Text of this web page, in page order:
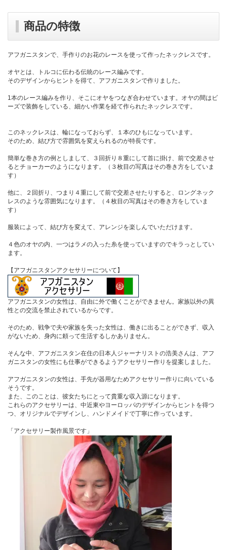
商品の特徴
アフガニスタンで、手作りのお花のレースを使って作ったネックレスです。
オヤとは、トルコに伝わる伝統のレース編みです。
そのデザインからヒントを得て、アフガニスタンで作りました。
1本のレース編みを作り、そこにオヤをつなぎ合わせています。オヤの間はビ
ーズで装飾をしている、細かい作業を経て作られたネックレスです。
このネックレスは、輪になっておらず、１本のひもになっています。
そのため、結び方で雰囲気を変えられるのが特長です。
簡単な巻き方の例としまして、３回折り８重にして首に掛け、前で交差させ
るとチョーカーのようになります。（３枚目の写真はその巻き方をしていま
す）
他に、２回折り、つまり４重にして前で交差させたりすると、ロングネック
レスのような雰囲気になります。（４枚目の写真はその巻き方をしていま
す）
服装によって、結び方を変えて、アレンジを楽しんでいただけます。
４色のオヤの内、一つはラメの入った糸を使っていますのでキラっとしてい
ます。
【アフガニスタンアクセサリーについて】
アフガニスタンの女性は、自由に外で働くことができません。家族以外の異
性との交流を禁止されているからです。
そのため、戦争で夫や家族を失った女性は、働きに出ることができず、収入
がないため、身内に頼って生活するしかありません。
そんな中、アフガニスタン在住の日本人ジャーナリストの浩美さんは、アフ
ガニスタンの女性にも仕事ができるようアクセサリー作りを提案しました。
アフガニスタンの女性は、手先が器用なためアクセサリー作りに向いている
そうです。
また、このことは、彼女たちにとって貴重な収入源になります。
これらのアクセサリーは、中近東やヨーロッパのデザインからヒントを得つ
つ、オリジナルでデザインし、ハンドメイドで丁寧に作っています。
「アクセサリー製作風景です」